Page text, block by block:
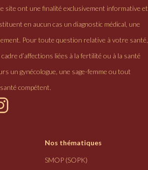
site ont une finalité exclusivement informative et
en aucun cas un diagnostic médical, une
Pour toute question relative à votre santé,
d’affections liées à la fertilité ou à la santé
un gynécologue, une sage-femme ou tout
compétent.
Nos thématiques
SMOP (SOPK)